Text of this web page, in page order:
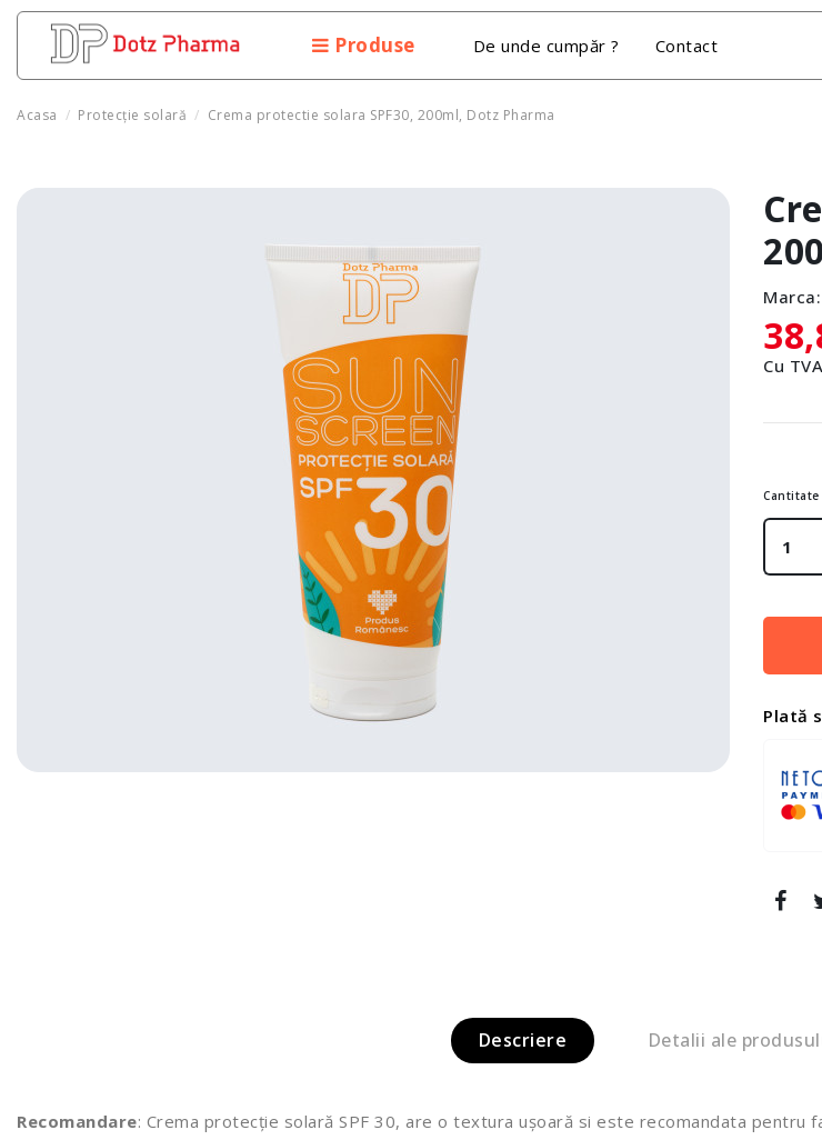
Produse De unde cumpăr ? Contact
Acasa Protecție solară Crema protectie solara SPF30, 200ml, Dotz Pharma
Marca:
Cu TVA
Cantitate
Plată
Descriere Detalii ale
Recomandare: Crema protecție solară SPF 30, are o textura ușoară si este recomandata